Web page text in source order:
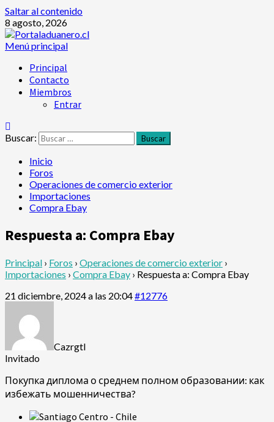
Saltar al contenido
8 agosto, 2026
Menú principal
Principal
Contacto
Miembros
Entrar
Buscar:
Inicio
Foros
Operaciones de comercio exterior
Importaciones
Compra Ebay
Respuesta a: Compra Ebay
Principal › Foros › Operaciones de comercio exterior ›
Importaciones › Compra Ebay › Respuesta a: Compra Ebay
21 diciembre, 2024 a las 20:04#12776
Cazrgtl
Invitado
Покупка диплома о среднем полном образовании: как
избежать мошенничества?